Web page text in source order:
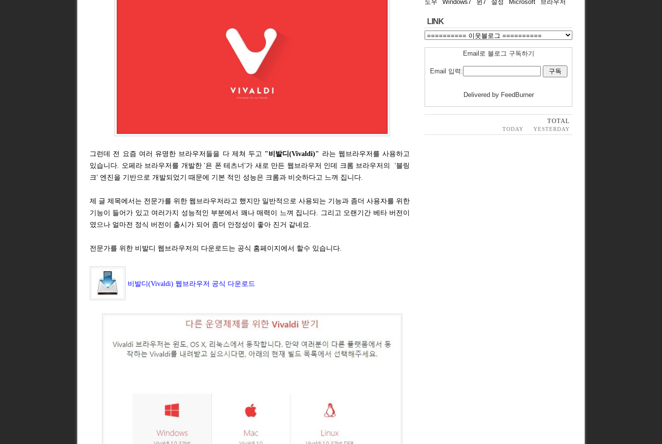
그런데 전 요즘 여러 유명한 브라우저들을 다 제쳐 두고 "비발디(Vivaldi)" 라는 웹브라우저를 사용하고
있습니다. 오페라 브라우저를 개발한 '욘 폰 테츠너'가 새로 만든 웹브라우저 인데 크롬 브라우저의 '블링
크' 엔진을 기반으로 개발되었기 때문에 기본 적인 성능은 크롬과 비슷하다고 느껴 집니다.
제 글 제목에서는 전문가를 위한 웹브라우저라고 했지만 일반적으로 사용되는 기능과 좀더 사용자를 위한
기능이 들어가 있고 여러가지 성능적인 부분에서 꽤나 매력이 느껴 집니다. 그리고 오랜기간 베타 버전이
였으나 얼마전 정식 버전이 출시가 되어 좀더 안정성이 좋아 진거 같네요.
전문가를 위한 비발디 웹브라우저의 다운로드는 공식 홈페이지에서 할수 있습니다.
비발디(Vivaldi) 웹브라우저 공식 다운로드
도우
Windows7 윈7 설정 Microsoft 브라우저
LINK
Email로 블로그 구독하기
Email 입력:
Delivered by FeedBurner
TOTAL
TODAY YESTERDAY